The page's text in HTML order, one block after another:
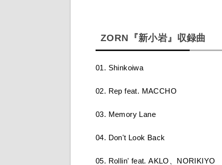
ZORN『新小岩』収録曲
01. Shinkoiwa
02. Rep feat. MACCHO
03. Memory Lane
04. Don't Look Back
05. Rollin' feat. AKLO、NORIKIYO